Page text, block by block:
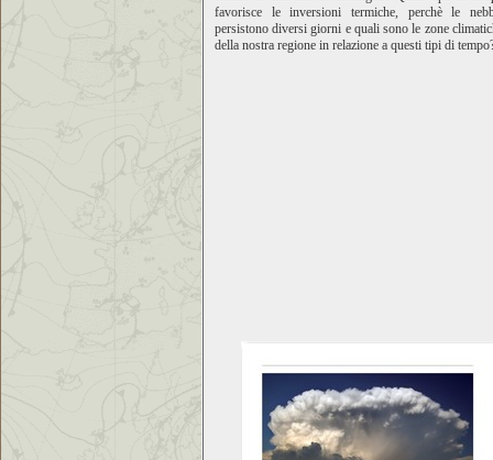
favorisce le inversioni termiche, perchè le
persistono diversi giorni e quali sono le zone
della nostra regione in relazione a questi tipi di